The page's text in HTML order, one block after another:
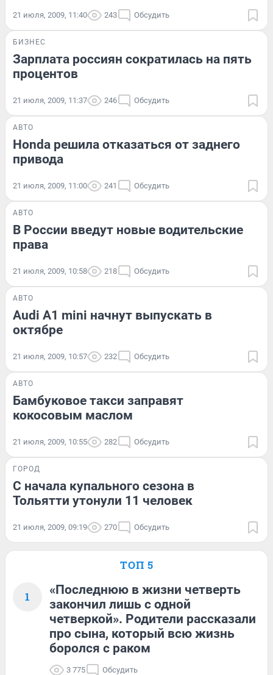
21 июля, 2009, 11:40 243 Обсудить
БИЗНЕС
Зарплата россиян сократилась на пять
процентов
21 июля, 2009, 11:37 246 Обсудить
АВТО
Honda решила отказаться от заднего
привода
21 июля, 2009, 11:00 241 Обсудить
АВТО
В России введут новые водительские
права
21 июля, 2009, 10:58 218 Обсудить
АВТО
Audi A1 mini начнут выпускать в
октябре
21 июля, 2009, 10:57 232 Обсудить
АВТО
Бамбуковое такси заправят
кокосовым маслом
21 июля, 2009, 10:55 282 Обсудить
ГОРОД
С начала купального сезона в
Тольятти утонули 11 человек
21 июля, 2009, 09:19 270 Обсудить
ТОП 5
1
«Последнюю в жизни четверть
закончил лишь с одной
четверкой». Родители рассказали
про сына, который всю жизнь
боролся с раком
3 775 Обсудить